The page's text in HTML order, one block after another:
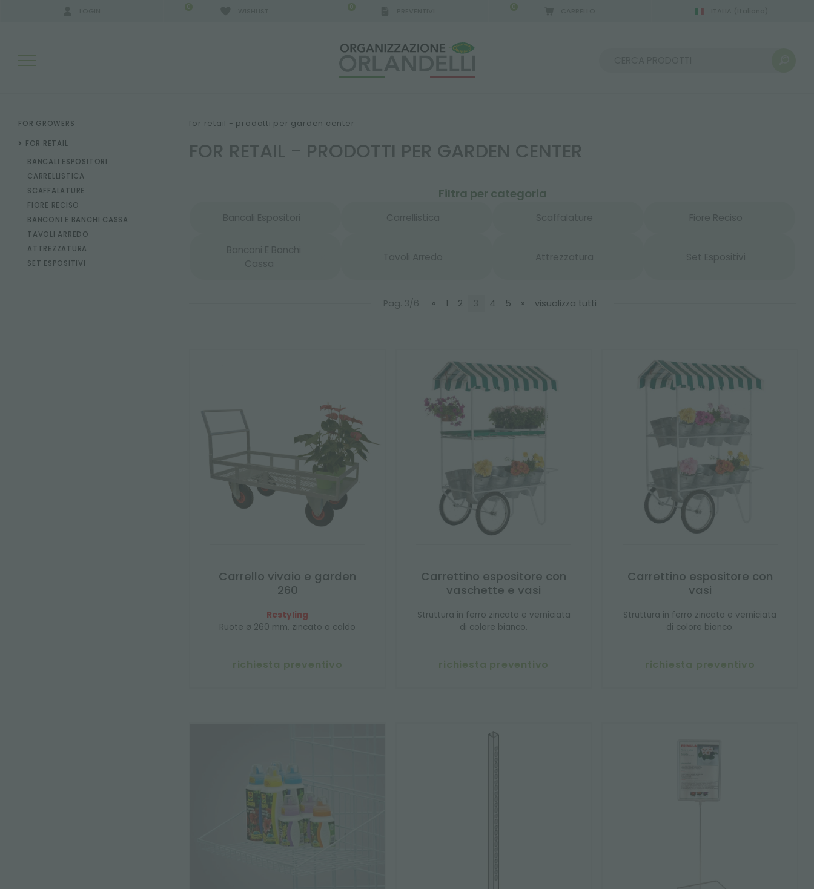
0 0 0
RISULTATI RICERCA:
ALTRI RISULTATI PER TE:
FOR GROWERS
FOR RETAIL
BANCALI ESPOSITORI
CARRELLISTICA
SCAFFALATURE
FIORE RECISO
BANCONI E BANCHI CASSA
TAVOLI ARREDO
ATTREZZATURA
SET ESPOSITIVI
for retail - prodotti per garden center
FOR RETAIL - PRODOTTI PER GARDEN CENTER
Filtra per categoria
Bancali Espositori Carrellistica Scaffalature Fiore Reciso
Banconi E Banchi
Cassa
Tavoli Arredo Attrezzatura Set Espositivi
Pag. 3/6 « 1 2 3 4 5 » visualizza tutti
Carrello vivaio e garden
260
Restyling
Ruote ø 260 mm, zincato a caldo
richiesta preventivo
Carrettino espositore con
vaschette e vasi
Struttura in ferro zincata e verniciata
di colore bianco.
richiesta preventivo
Carrettino espositore con
vasi
Struttura in ferro zincata e verniciata
di colore bianco.
richiesta preventivo